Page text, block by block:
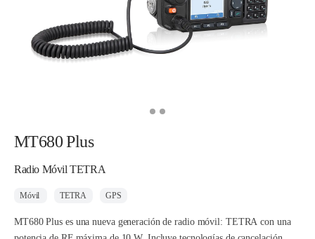
MT680 Plus
Radio Móvil TETRA
Móvil TETRA GPS
MT680 Plus es una nueva generación de radio móvil: TETRA con una